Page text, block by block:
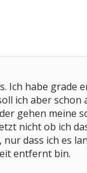
Ich habe
ich aber
gehen meine
nicht ob ich
dass ich es
entfernt bin.